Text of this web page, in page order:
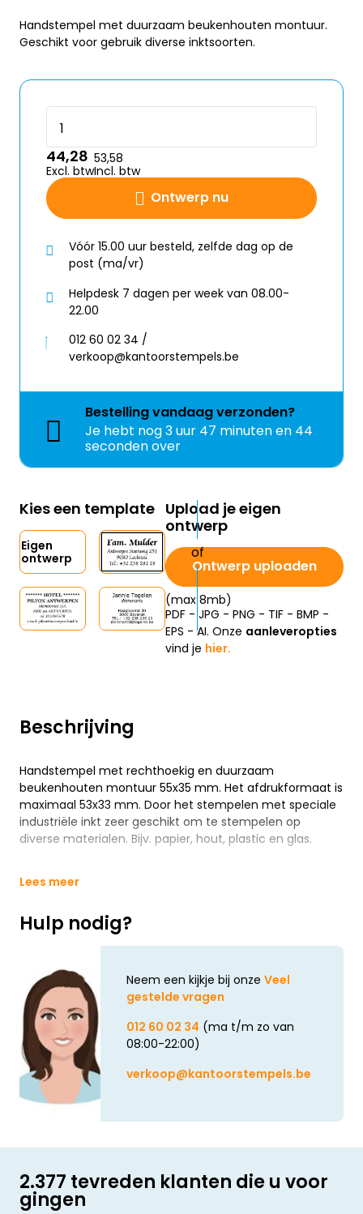
Beschrijving
Handstempel met rechthoekig en duurzaam
beukenhouten montuur 55x35 mm. Het afdrukformaat is
maximaal 53x33 mm. Door het stempelen met speciale
industriële inkt zeer geschikt om te stempelen op
diverse materialen. Bijv. papier, hout, plastic en glas.
Lees meer
Hulp nodig?
Neem een kijkje bij onze Veel
gestelde vragen
012 60 02 34 (ma t/m zo van
08:00-22:00)
verkoop@kantoorstempels.be
Handstempel met duurzaam beukenhouten montuur.
Geschikt voor gebruik diverse inktsoorten.
Ontwerp nu
44,28
Excl. btw
53,58
Incl. btw
Vóór 15.00 uur besteld, zelfde dag op de
post (ma/vr)
Helpdesk 7 dagen per week van 08.00-
22.00
012 60 02 34 /
verkoop@kantoorstempels.be
Bestellingvandaagverzonden?
Je hebt nog3 uur 47 minuten en 43
seconden over
Kies een template
Eigen
ontwerp
Upload je eigen
ontwerp
Ontwerp uploaden
(max 8mb)
PDF - JPG - PNG - TIF - BMP -
EPS - AI. Onze aanleveropties
vind je hier.
2.377 tevreden klanten die u voor
gingen